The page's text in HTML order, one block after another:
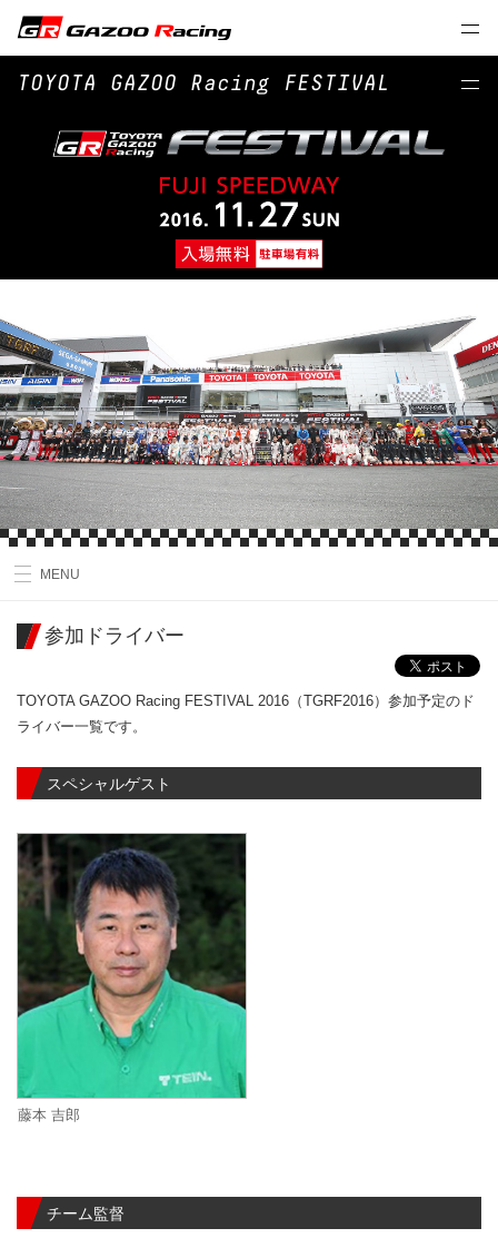
TOYOTA GAZOO Racing FESTIVAL
MENU
参加ドライバー
TOYOTA GAZOO Racing FESTIVAL 2016（TGRF2016）参加予定のド
ライバー一覧です。
スペシャルゲスト
藤本 吉郎
チーム監督